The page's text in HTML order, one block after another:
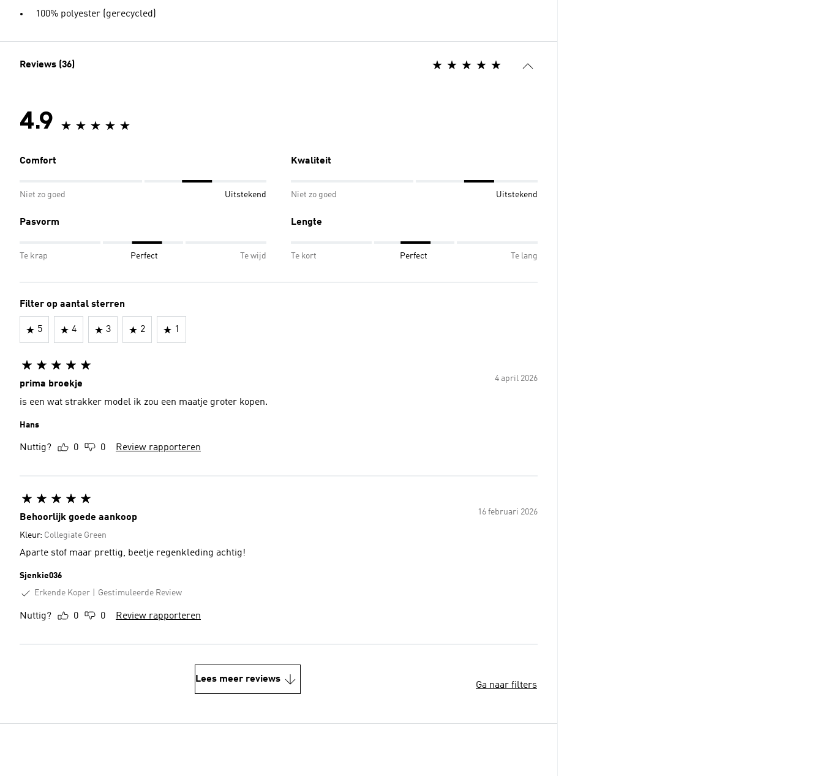
100% polyester (gerecycled)
Reviews (36)
4.9
Comfort
Niet zo goed Uitstekend
Kwaliteit
Niet zo goed Uitstekend
Pasvorm
Te krap Perfect Te wijd
Lengte
Te kort Perfect Te lang
Filter op aantal sterren
5 4 3 2 1
4 april 2026
prima broekje
is een wat strakker model ik zou een maatje groter kopen.
Hans
Nuttig? 0 0 Review rapporteren
16 februari 2026
Behoorlijk goede aankoop
Kleur: Collegiate Green
Aparte stof maar prettig, beetje regenkleding achtig!
Sjenkie036
Erkende Koper
Gestimuleerde Review
Nuttig? 0 0 Review rapporteren
Lees meer reviews
Ga naar filters